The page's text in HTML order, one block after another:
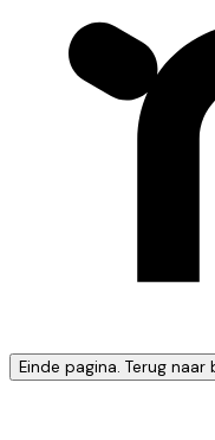
Einde pagina. Terug naar